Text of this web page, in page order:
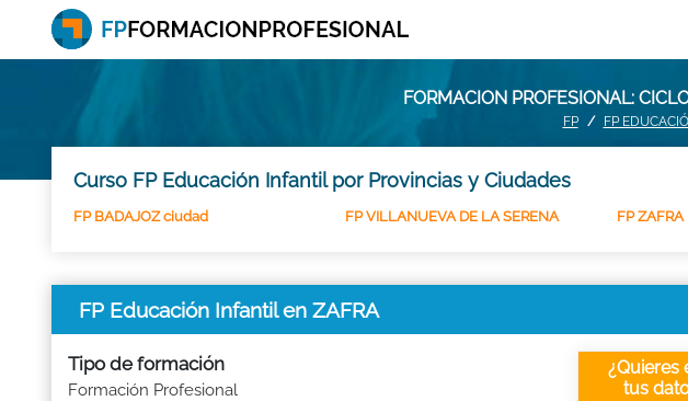
FORMACION PROFESIONAL:
FP FP
Curso FP Educación Infantil por Provincias y Ciudades
FP BADAJOZ ciudad FP VILLANUEVA DE LA SERENA FP ZAFRA
FP Educación Infantil en ZAFRA
Tipo de formación
Formación Profesional
¿Quieres
tus